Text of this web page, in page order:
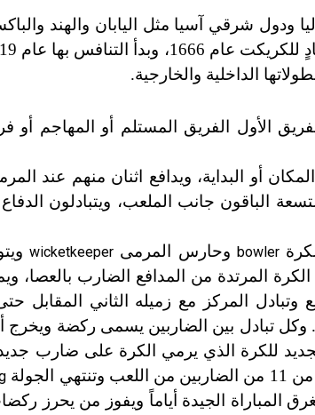
ودول شرقي آسيا مثل اليابان والهند
كل منهما من 11 لاعباً. يسمى الفريق الأول الفريق المستلم أو
أو البداية، ويدافع اثنان منهم عند
الباقون جانب الملعب، ويتبادلون
bowler وحارس المرمى wicketkeeper
المرتدة من المدافع الضارب بالعصا،
المركز مع زميله الثاني المقابل
وكل تبادل بين الضاربين يسمى ركضة ويخرج
للكرة الذي يرمي الكرة على ضارب
المباراة الجيدة أياماً ويفوز من يحرز